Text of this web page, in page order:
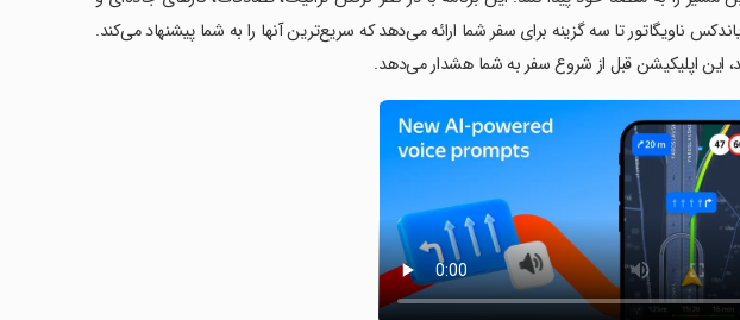
ناویگاتور تا سه گزینه برای سفر شما ارائه می‌دهد که سریع‌ترین آنها را به شما پیشنهاد می‌کند.
این اپلیکیشن قبل از شروع سفر به شما هشدار می‌دهد.